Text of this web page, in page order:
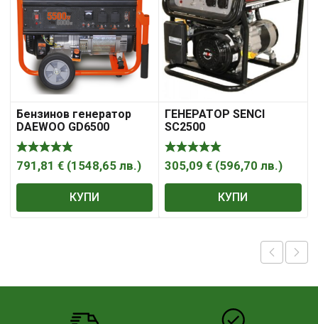
Бензинов генератор
DAEWOO GD6500
791,81 € (1548,65 лв.)
КУПИ
ГЕНЕРАТОР SENCI
SC2500
305,09€ (596,70лв.)
КУПИ